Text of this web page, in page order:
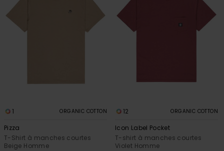
1 ORGANIC COTTON
Pizza
T-Shirt à manches courtes
Beige Homme
12 ORGANIC COTTON
Icon Label Pocket
T-shirt à manches courtes
Violet Homme